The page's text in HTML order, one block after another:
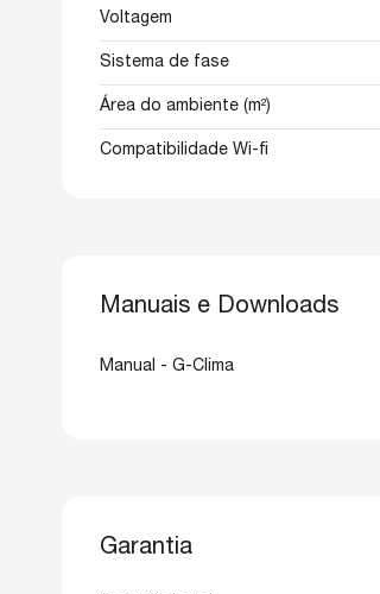
Voltagem
Sistema de fase
Área do ambiente (m²)
Compatibilidade Wi-fi
Manuais e Downloads
Manual - G-Clima
Garantia